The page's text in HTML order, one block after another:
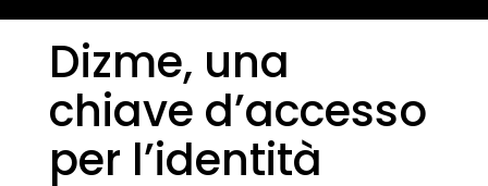
Dizme, una
chiave d’accesso
per l’identità